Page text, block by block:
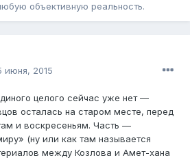
объективную реальность.
июня, 2015
целого сейчас уже нет —
осталась на старом месте, перед
и воскресеньям. Часть —
(ну или как там называется
между Козлова и Амет-хана